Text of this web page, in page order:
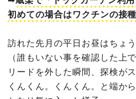
初めての場合はワクチンの接
訪れた先月の平日お昼はちょ
（誰もいない事を確認した上で
リードを外した瞬間、探検が
くんくん。くんくん。と端か